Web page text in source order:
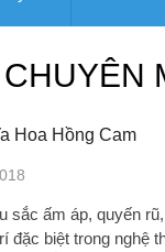
Hoa Hồng Cam
sắc ấm áp, quyến
đặc biệt trong nghệ